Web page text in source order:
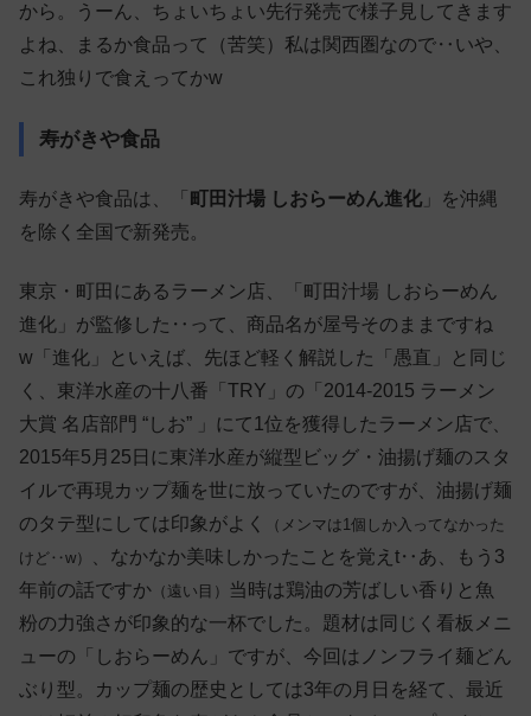
から。うーん、ちょいちょい先行発売で様子見してきます
よね、まるか食品って（苦笑）私は関西圏なので‥いや、
これ独りで食えってかw
寿がきや食品
寿がきや食品は、「 町田汁場 しおらーめん進化 」を沖縄
を除く全国で新発売。
東京・町田にあるラーメン店、「町田汁場 しおらーめん
進化」が監修した‥って、商品名が屋号そのままですね
w「進化」といえば、先ほど軽く解説した「愚直」と同じ
く、東洋水産の十八番「TRY」の「2014-2015 ラーメン
大賞 名店部門 “しお” 」にて1位を獲得したラーメン店で、
2015年5月25日に東洋水産が縦型ビッグ・油揚げ麺のスタ
イルで再現カップ麺を世に放っていたのですが、油揚げ麺
のタテ型にしては印象がよく
（メンマは1個しか入ってなかった
けど‥w）
、なかなか美味しかったことを覚えt‥あ、もう3
年前の話ですか （遠い目） 当時は鶏油の芳ばしい香りと魚
粉の力強さが印象的な一杯でした。題材は同じく看板メニ
ューの「しおらーめん」ですが、今回はノンフライ麺どん
ぶり型。カップ麺の歴史としては3年の月日を経て、最近